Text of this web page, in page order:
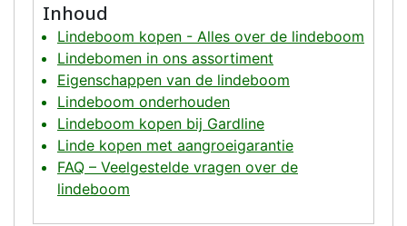
Inhoud
Lindeboom kopen - Alles over de lindeboom
Lindebomen in ons assortiment
Eigenschappen van de lindeboom
Lindeboom onderhouden
Lindeboom kopen bij Gardline
Linde kopen met aangroeigarantie
FAQ – Veelgestelde vragen over de
lindeboom